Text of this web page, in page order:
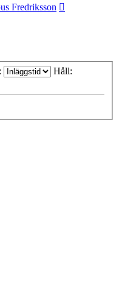
Fredriksson
Håll: